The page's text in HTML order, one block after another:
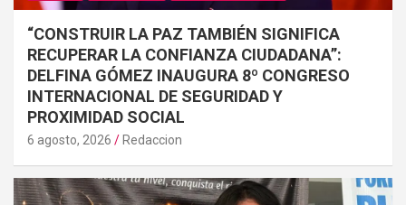
“CONSTRUIR LA PAZ TAMBIÉN SIGNIFICA
RECUPERAR LA CONFIANZA CIUDADANA”:
DELFINA GÓMEZ INAUGURA 8º CONGRESO
INTERNACIONAL DE SEGURIDAD Y
PROXIMIDAD SOCIAL
6 agosto, 2026 Redaccion